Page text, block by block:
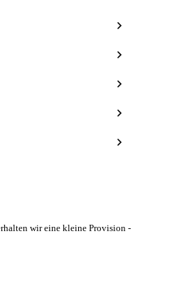
wir eine kleine Provision -